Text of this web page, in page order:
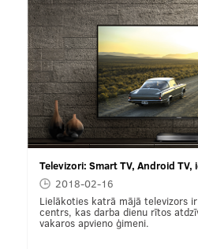
Televizori: Smart TV, Android TV,
2018-02-16
Lielākoties katrā mājā televizors
centrs, kas darba dienu rītos
vakaros apvieno ģimeni.